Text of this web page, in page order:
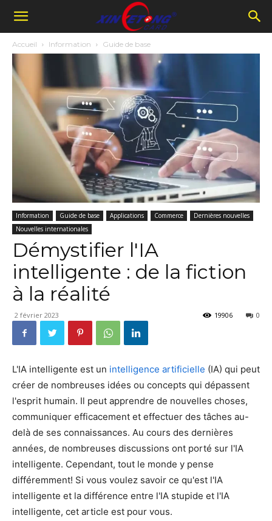
Accueil Information Guide de base
Information Guide de base Applications Commerce
Dernières nouvelles
Nouvelles internationales
Démystifier l'IA
intelligente : de la fiction
à la réalité
2 février 2023 0
19906
L'IA intelligente est un intelligence artificielle (IA) qui peut
créer de nombreuses idées ou concepts qui dépassent
l'esprit humain. Il peut apprendre de nouvelles choses,
communiquer efficacement et effectuer des tâches au-
delà de ses connaissances. Au cours des dernières
années, de nombreuses discussions ont porté sur l'IA
intelligente. Cependant, tout le monde y pense
différemment! Si vous voulez savoir ce qu'est l'IA
intelligente et la différence entre l'IA stupide et l'IA
intelligente, cet article est pour vous.